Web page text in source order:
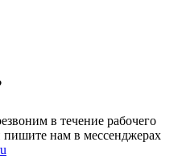
в течение рабочего
нам в мессенджерах